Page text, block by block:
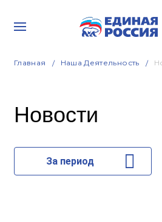
Главная Наша Деятельность
Новости
За период